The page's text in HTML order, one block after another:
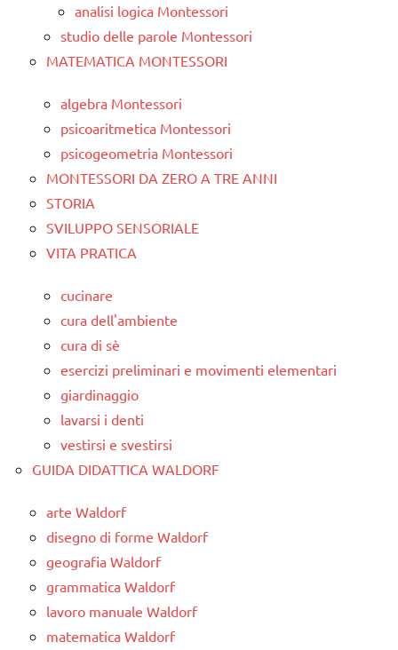
analisi logica Montessori
studio delle parole Montessori
MATEMATICA MONTESSORI
algebra Montessori
psicoaritmetica Montessori
psicogeometria Montessori
MONTESSORI DA ZERO A TRE ANNI
STORIA
SVILUPPO SENSORIALE
VITA PRATICA
cucinare
cura dell'ambiente
cura di sè
esercizi preliminari e movimenti elementari
giardinaggio
lavarsi i denti
vestirsi e svestirsi
GUIDA DIDATTICA WALDORF
arte Waldorf
disegno di forme Waldorf
geografia Waldorf
grammatica Waldorf
lavoro manuale Waldorf
matematica Waldorf